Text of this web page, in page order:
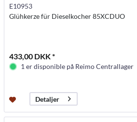
E10953
Glühkerze für Dieselkocher 85XCDUO
433,00 DKK *
1 er disponible på Reimo Centrallager
Detaljer